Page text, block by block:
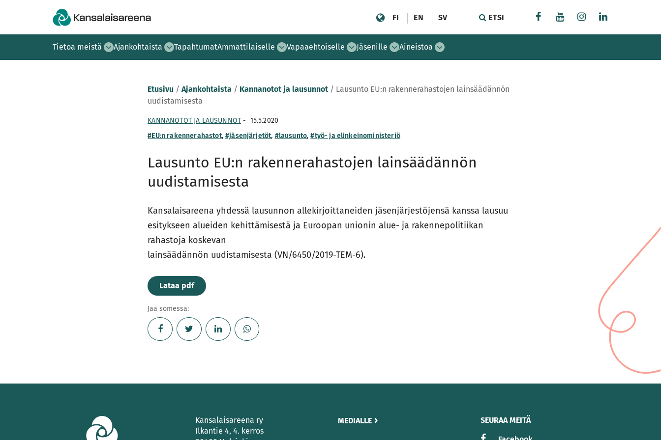
FI EN SV ETSI
Tietoa meistä Ajankohtaista TapahtumatAmmattilaiselle Vapaaehtoiselle Jäsenille Aineistoa
Etusivu /Ajankohtaista / Kannanotot ja lausunnot / Lausunto EU:n rakennerahastojen lainsäädännön
uudistamisesta
KANNANOTOT JA LAUSUNNOT - 15.5.2020
#EU:n rakennerahastot,#jäsenjärjetöt, #lausunto,#työ- ja elinkeinoministeriö
Lausunto EU:n rakennerahastojen lainsäädännön
uudistamisesta
Kansalaisareena yhdessä lausunnon allekirjoittaneiden jäsenjärjestöjensä kanssa lausuu
esitykseen alueiden kehittämisestä ja Euroopan unionin alue- ja rakennepolitiikan
rahastoja koskevan
lainsäädännön uudistamisesta (VN/6450/2019-TEM-6).
Lataa pdf
Jaa somessa:
Kansalaisareena ry
Ilkantie 4, 4. kerros
MEDIALLE SEURAA MEITÄ